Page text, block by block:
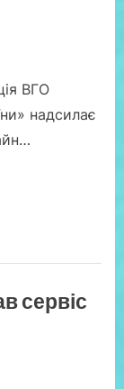
ВГО
надсилає
сервіс